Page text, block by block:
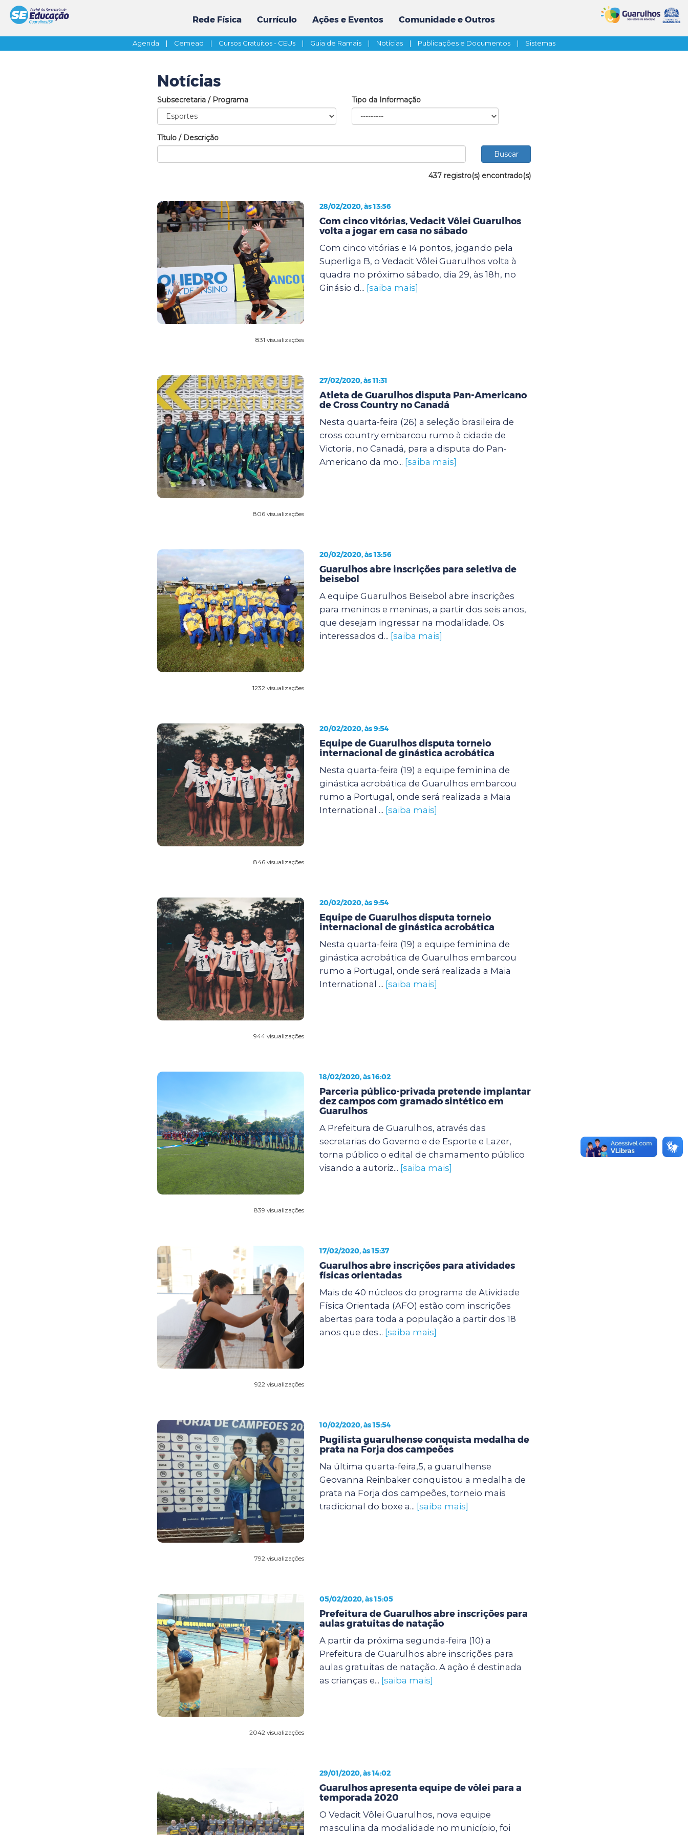
Rede Física Currículo Ações e Eventos Comunidade e Outros
Agenda | Cemead | Cursos Gratuitos - CEUs | Guia de Ramais | Notícias | Publicações e Documentos | Sistemas
Notícias
Subsecretaria / Programa Tipo da Informação
Título / Descrição
437 registro(s) encontrado(s)
831 visualizações
28/02/2020, às 13:56
Com cinco vitórias, Vedacit Vôlei Guarulhos
volta a jogar em casa no sábado
Com cinco vitórias e 14 pontos, jogando pela
Superliga B, o Vedacit Vôlei Guarulhos volta à
quadra no próximo sábado, dia 29, às 18h, no
Ginásio d... [saiba mais]
806 visualizações
27/02/2020, às 11:31
Atleta de Guarulhos disputa Pan-Americano
de Cross Country no Canadá
Nesta quarta-feira (26) a seleção brasileira de
cross country embarcou rumo à cidade de
Victoria, no Canadá, para a disputa do Pan-
Americano da mo... [saiba mais]
1232 visualizações
20/02/2020, às 13:56
Guarulhos abre inscrições para seletiva de
beisebol
A equipe Guarulhos Beisebol abre inscrições
para meninos e meninas, a partir dos seis anos,
que desejam ingressar na modalidade. Os
interessados d... [saiba mais]
846 visualizações
20/02/2020, às 9:54
Equipe de Guarulhos disputa torneio
internacional de ginástica acrobática
Nesta quarta-feira (19) a equipe feminina de
ginástica acrobática de Guarulhos embarcou
rumo a Portugal, onde será realizada a Maia
International ... [saiba mais]
944 visualizações
20/02/2020, às 9:54
Equipe de Guarulhos disputa torneio
internacional de ginástica acrobática
Nesta quarta-feira (19) a equipe feminina de
ginástica acrobática de Guarulhos embarcou
rumo a Portugal, onde será realizada a Maia
International ... [saiba mais]
839 visualizações
18/02/2020, às 16:02
Parceria público-privada pretende implantar
dez campos com gramado sintético em
Guarulhos
A Prefeitura de Guarulhos, através das
secretarias do Governo e de Esporte e Lazer,
torna público o edital de chamamento público
visando a autoriz... [saiba mais]
922 visualizações
17/02/2020, às 15:37
Guarulhos abre inscrições para atividades
físicas orientadas
Mais de 40 núcleos do programa de Atividade
Física Orientada (AFO) estão com inscrições
abertas para toda a população a partir dos 18
anos que des... [saiba mais]
792 visualizações
10/02/2020, às 15:54
Pugilista guarulhense conquista medalha de
prata na Forja dos campeões
Na última quarta-feira,5, a guarulhense
Geovanna Reinbaker conquistou a medalha de
prata na Forja dos campeões, torneio mais
tradicional do boxe a... [saiba mais]
2042 visualizações
05/02/2020, às 15:05
Prefeitura de Guarulhos abre inscrições para
aulas gratuitas de natação
A partir da próxima segunda-feira (10) a
Prefeitura de Guarulhos abre inscrições para
aulas gratuitas de natação. A ação é destinada
as crianças e... [saiba mais]
29/01/2020, às 14:02
Guarulhos apresenta equipe de vôlei para a
temporada 2020
O Vedacit Vôlei Guarulhos, nova equipe
masculina da modalidade no município, foi